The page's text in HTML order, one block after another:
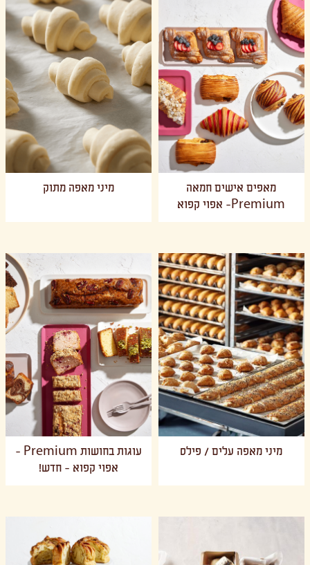
מאפים אישים חמאה
Premium- אפוי קפוא
מיני מאפה מתוק
מיני מאפה עלים / פילס
עוגות בחושות Premium -
אפוי קפוא - חדש!